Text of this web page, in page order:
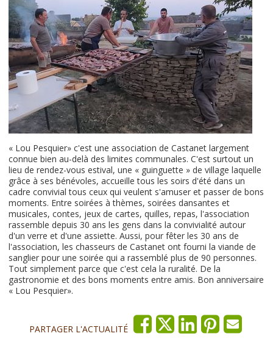
« Lou Pesquier» c'est une association de Castanet largement
connue bien au-delà des limites communales. C'est surtout un
lieu de rendez-vous estival, une « guinguette » de village laquelle
grâce à ses bénévoles, accueille tous les soirs d'été dans un
cadre convivial tous ceux qui veulent s'amuser et passer de bons
moments. Entre soirées à thèmes, soirées dansantes et
musicales, contes, jeux de cartes, quilles, repas, l'association
rassemble depuis 30 ans les gens dans la convivialité autour
d'un verre et d'une assiette. Aussi, pour fêter les 30 ans de
l'association, les chasseurs de Castanet ont fourni la viande de
sanglier pour une soirée qui a rassemblé plus de 90 personnes.
Tout simplement parce que c'est cela la ruralité. De la
gastronomie et des bons moments entre amis. Bon anniversaire
« Lou Pesquier».
PARTAGER L'ACTUALITÉ